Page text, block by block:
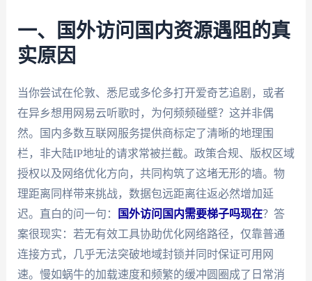
一、国外访问国内资源遇阻的真
实原因
当你尝试在伦敦、悉尼或多伦多打开爱奇艺追剧，或者
在异乡想用网易云听歌时，为何频频碰壁？这并非偶
然。国内多数互联网服务提供商标定了清晰的地理围
栏，非大陆IP地址的请求常被拦截。政策合规、版权区域
授权以及网络优化方向，共同构筑了这堵无形的墙。物
理距离同样带来挑战，数据包远距离往返必然增加延
迟。直白的问一句：
国外访问国内需要梯子吗现在？答
案很现实：若无有效工具协助优化网络路径，仅靠普通
连接方式，几乎无法突破地域封锁并同时保证可用网
速。慢如蜗牛的加载速度和频繁的缓冲圆圈成了日常消